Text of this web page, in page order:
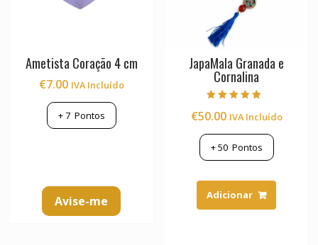
Ametista Coração 4 cm
€7.00 IVA Incluído
+7Pontos
Avise-me
JapaMala Granada e
Cornalina
5.00
€50.00 IVA Incluído
+50Pontos
Adicionar